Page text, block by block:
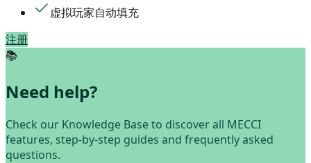
虚拟玩家自动填充
注册
📚
Need help?
Check our Knowledge Base to discover all MECCI
features, step-by-step guides and frequently asked
questions.